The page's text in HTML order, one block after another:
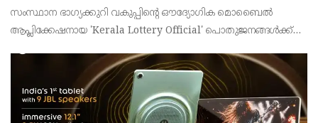
സംസ്ഥാന ഭാഗ്യക്കുറി വകുപ്പിന്റെ ഔദ്യോഗിക മൊബൈൽ
ആപ്ലിക്കേഷനായ 'Kerala Lottery Official' പൊതുജനങ്ങൾക്ക്
അഞ്ജു കെ എസ് അറിയിച്ചു.